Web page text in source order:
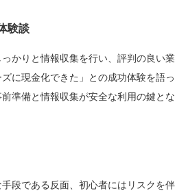
験談
かりと情報収集を行い、評判の良い業
に現金化できた」との成功体験を語っ
準備と情報収集が安全な利用の鍵とな
段である反面、初心者にはリスクを伴